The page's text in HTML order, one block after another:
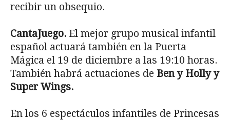
recibir un obsequio.
CantaJuego. El mejor grupo musical infantil
español actuará también en la Puerta
Mágica el 19 de diciembre a las 19:10 horas.
También habrá actuaciones de Ben y Holly y
Super Wings.
En los 6 espectáculos infantiles de Princesas